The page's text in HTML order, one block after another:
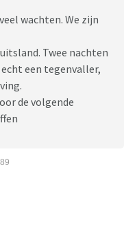
wachten. We zijn
Twee nachten
een tegenvaller,
de volgende